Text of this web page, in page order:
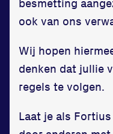
ook van ons
Wij hopen
denken dat jullie
regels te volgen.
Laat je als